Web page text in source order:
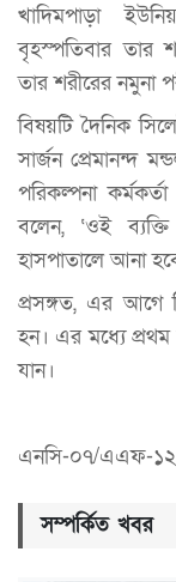
খাদিমপাড়া
বৃহস্পতিবার তার
তার শরীরের নমুনা
বিষয়টি দৈনিক
সার্জন প্রেমানন্দ
পরিকল্পনা
বলেন, ‘ওই
হাসপাতালে আনা
প্রসঙ্গত, এর আগে
হন। এর মধ্যে প্রথম
যান।
এনসি-০৭/এএফ-১২
সম্পর্কিত খবর